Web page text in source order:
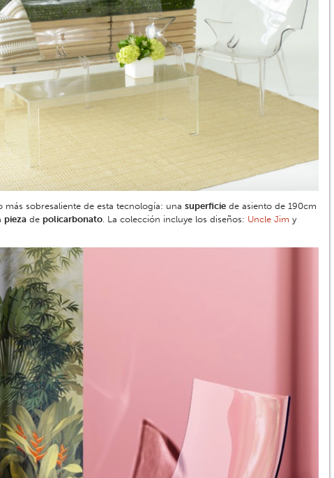
más sobresaliente de esta tecnología: una superficie de asiento de 190cm
pieza de policarbonato . La colección incluye los diseños: Uncle Jim y